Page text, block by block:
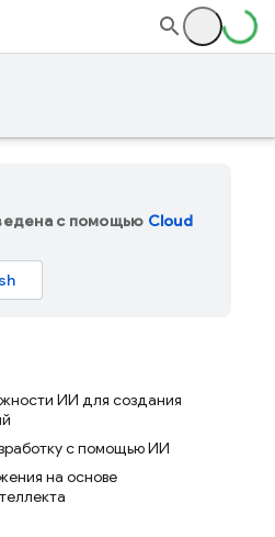
с помощью Cloud
ИИ для создания
с помощью ИИ
на основе